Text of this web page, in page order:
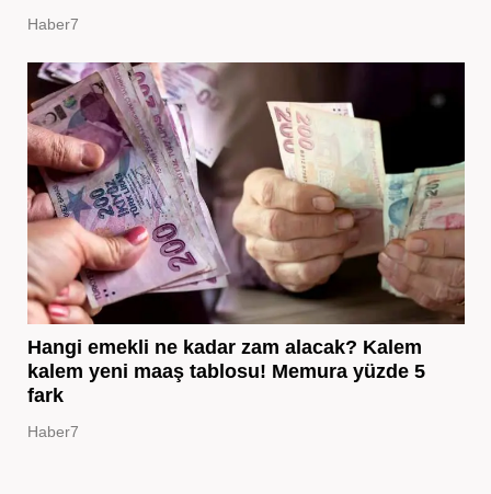
Haber7
Hangi emekli ne kadar zam alacak? Kalem
kalem yeni maaş tablosu! Memura yüzde 5
fark
Haber7